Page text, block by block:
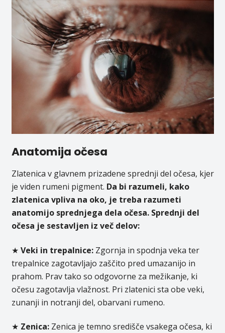
Anatomija očesa
Zlatenica v glavnem prizadene sprednji del očesa, kjer
je viden rumeni pigment. Da bi razumeli, kako
zlatenica vpliva na oko, je treba razumeti
anatomijo sprednjega dela očesa. Sprednji del
očesa je sestavljen iz več delov:
★ Veki in trepalnice:Zgornja in spodnja veka ter
trepalnice zagotavljajo zaščito pred umazanijo in
prahom. Prav tako so odgovorne za mežikanje, ki
očesu zagotavlja vlažnost. Pri zlatenici sta obe veki,
zunanji in notranji del, obarvani rumeno.
★ Zenica:Zenica je temno središče vsakega očesa, ki